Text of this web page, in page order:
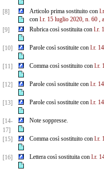
[8] Articolo prima sostituito con
con l.r. 15 luglio 2020, n. 60 ,
[9]
Rubrica così sostituita con l.r.
[10] Parole così sostituite con l.r.
[11] Comma così sostituito con l.r.
[12] Parole così sostituite con l.r.
[13] Parole così sostituite con l.r.
[14-
17]
Note soppresse.
[15] Comma così sostituito con l.r.
[16] Lettera così sostituita con l.r.